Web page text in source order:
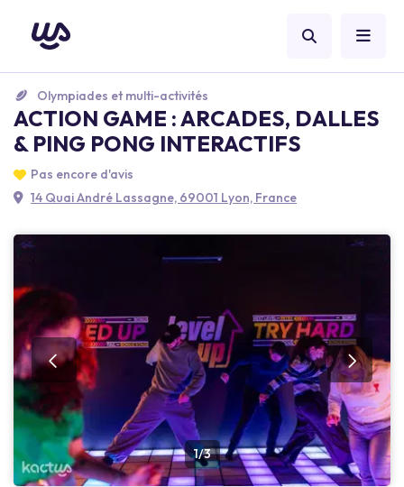
Olympiades et multi-activités
ACTION GAME : ARCADES, DALLES
& PING PONG INTERACTIFS
Pas encore d'avis
14 Quai André Lassagne, 69001 Lyon, France
1/3